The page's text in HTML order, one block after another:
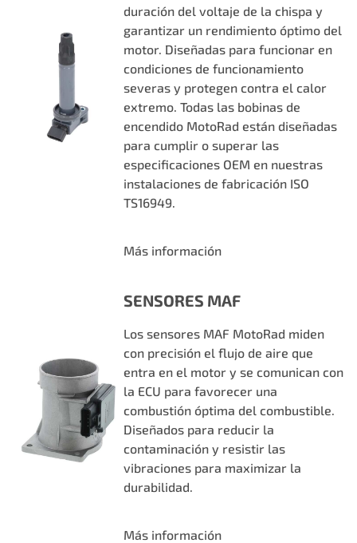
duración del voltaje de la chispa y
garantizar un rendimiento óptimo del
motor. Diseñadas para funcionar en
condiciones de funcionamiento
severas y protegen contra el calor
extremo. Todas las bobinas de
encendido MotoRad están diseñadas
para cumplir o superar las
especificaciones OEM en nuestras
instalaciones de fabricación ISO
TS16949.
Más información
SENSORES MAF
Los sensores MAF MotoRad miden
con precisión el flujo de aire que
entra en el motor y se comunican con
la ECU para favorecer una
combustión óptima del combustible.
Diseñados para reducir la
contaminación y resistir las
vibraciones para maximizar la
durabilidad.
Más información